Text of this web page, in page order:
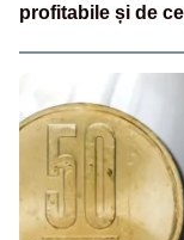
profitabile și de